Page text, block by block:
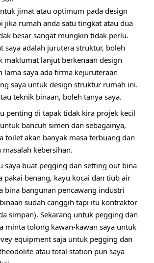
jimat atau optimum pada design
jika rumah anda satu tingkat atau dua
besar sangat mungkin tidak perlu.
saya adalah jurutera struktur, boleh
maklumat lanjut berkenaan design
lama saya ada firma kejuruteraan
saya untuk design struktur rumah ini.
teknik binaan, boleh tanya saya.
penting di tapak tidak kira projek kecil
bancuh simen dan sebagainya,
toilet akan banyak masa terbuang dan
kebersihan.
saya buat pegging dan setting out bina
pakai benang, kayu kocai dan tiub air
bina bangunan pencawang industri
sudah canggih tapi itu kontraktor
simpan). Sekarang untuk pegging dan
minta tolong kawan-kawan saya untuk
equipment saja untuk pegging dan
atau total station pun saya